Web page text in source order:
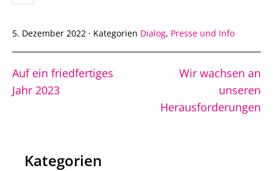
5. Dezember 2022 · Kategorien Dialog, Presse und Info
Auf ein friedfertiges
Jahr 2023
Wir wachsen an
unseren
Herausforderungen
Kategorien